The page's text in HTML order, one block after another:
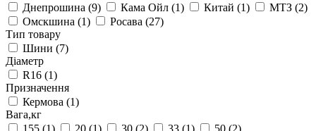
Днепрошина (9) Кама Ойл (1) Китай (1) МТЗ (2)
Омскшина (1) Росава (27)
Тип товару
Шини (7)
Діаметр
R16 (1)
Призначення
Кермова (1)
Вага,кг
155 (1) 20 (1) 30 (2) 33 (1) 50 (2)